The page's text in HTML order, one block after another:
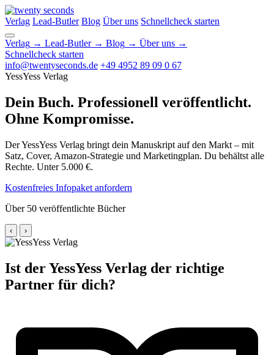
Verlag Lead-Butler Blog Über uns Schnellcheck starten
Verlag → Lead-Butler → Blog → Über uns →
Schnellcheck starten
info@twentyseconds.de +49 4952 89 09 0 67
YessYess Verlag
Dein Buch. Professionell veröffentlicht.
Ohne Kompromisse.
Der YessYess Verlag bringt dein Manuskript auf den Markt – mit
Satz, Cover, Amazon-Strategie und Marketingplan. Du behältst alle
Rechte. Unter 5.000 €.
Kostenfreies Infopaket anfordern
Über 50 veröffentlichte Bücher
‹ ›
Ist der YessYess Verlag der richtige
Partner für dich?